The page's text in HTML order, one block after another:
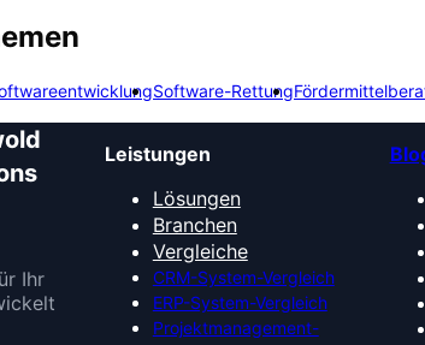
Software-Rettung
Ihr
Leistungen
Lösungen
Branchen
Vergleiche
CRM-System-Vergleich
ERP-System-Vergleich
Projektmanagement-